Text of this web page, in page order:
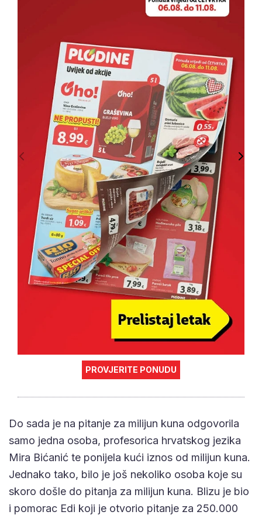
PROVJERITE PONUDU
Do sada je na pitanje za milijun kuna odgovorila
samo jedna osoba, profesorica hrvatskog jezika
Mira Bićanić te ponijela kući iznos od milijun kuna.
Jednako tako, bilo je još nekoliko osoba koje su
skoro došle do pitanja za milijun kuna. Blizu je bio
i pomorac Edi koji je otvorio pitanje za 250.000